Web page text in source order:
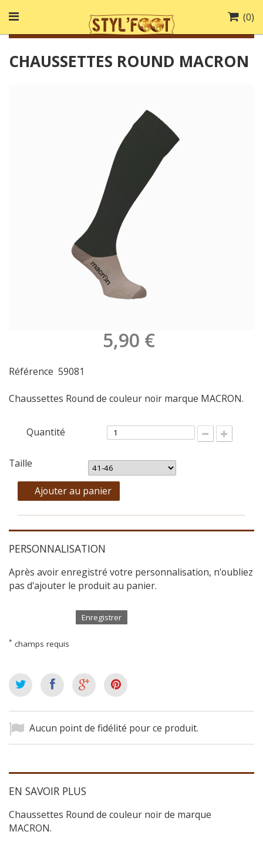
(0)
CHAUSSETTES ROUND MACRON
5,90 €
Référence 59081
Chaussettes Round de couleur noir marque MACRON.
Quantité
Taille
Ajouter au panier
PERSONNALISATION
Après avoir enregistré votre personnalisation, n'oubliez
pas d'ajouter le produit au panier.
Enregistrer
* champs requis
Aucun point de fidélité pour ce produit.
EN SAVOIR PLUS
Chaussettes Round de couleur noir de marque
MACRON.